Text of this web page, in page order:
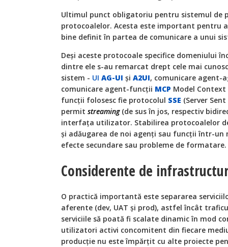
Ultimul punct obligatoriu pentru sistemul de
protocoalelor. Acesta este important pentru
bine definit în partea de comunicare a unui
Deși aceste protocoale specifice domeniului
dintre ele s-au remarcat drept cele mai
sistem - UI AG-UI și A2UI, comunicare agent-
comunicare agent-funcții MCP Model Context
funcții folosesc fie protocolul SSE (Server
permit streaming(de sus în jos, respectiv
interfața utilizator. Stabilirea protocoalelor
și adăugarea de noi agenți sau funcții într-
efecte secundare sau probleme de formatare.
Considerente de
O practică importantă este separarea
aferente (dev, UAT și prod), astfel încât
serviciile să poată fi scalate dinamic în mod
utilizatori activi concomitent din fiecare
producție nu este împărțit cu alte proiecte